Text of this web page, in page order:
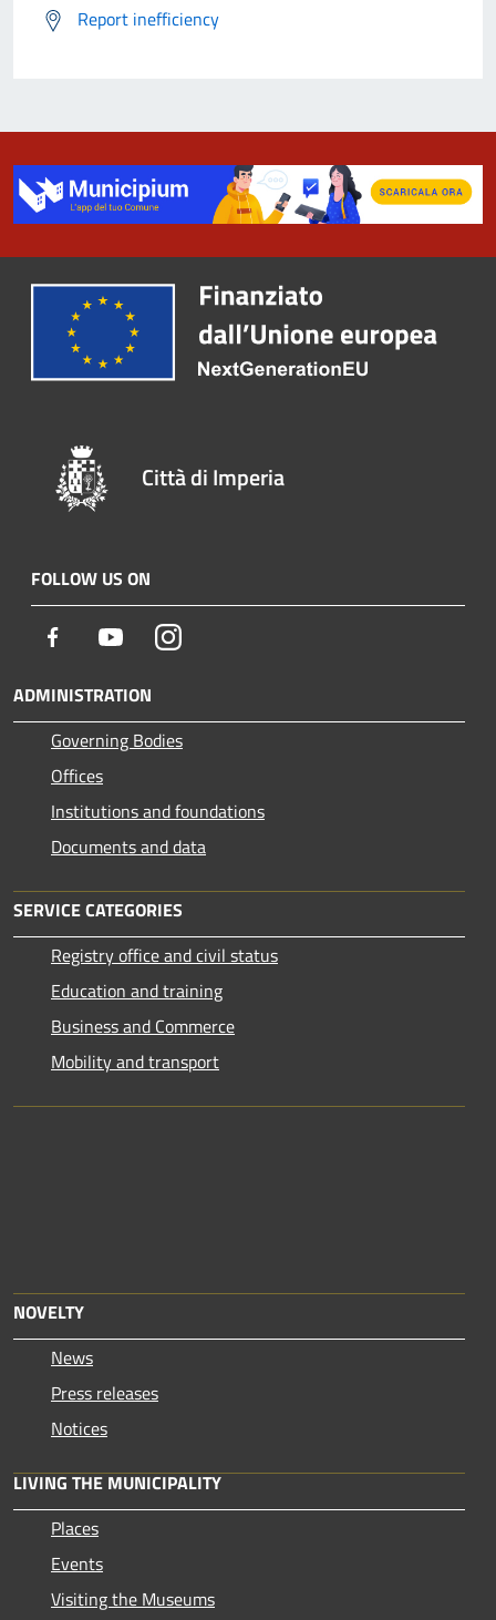
Report inefficiency
Città di Imperia
FOLLOW US ON
Facebook YoutubeInstagram
ADMINISTRATION
Governing Bodies
Offices
Institutions and foundations
Documents and data
SERVICE CATEGORIES
Registry office and civil status
Education and training
Business and Commerce
Mobility and transport
NOVELTY
News
Press releases
Notices
LIVING THE MUNICIPALITY
Places
Events
Visiting the Museums